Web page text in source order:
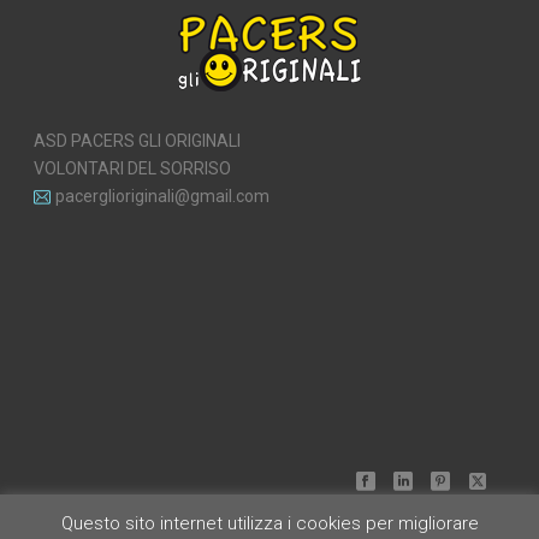
ASD PACERS GLI ORIGINALI
VOLONTARI DEL SORRISO
pacerglioriginali@gmail.com
Questo sito internet utilizza i cookies per migliorare